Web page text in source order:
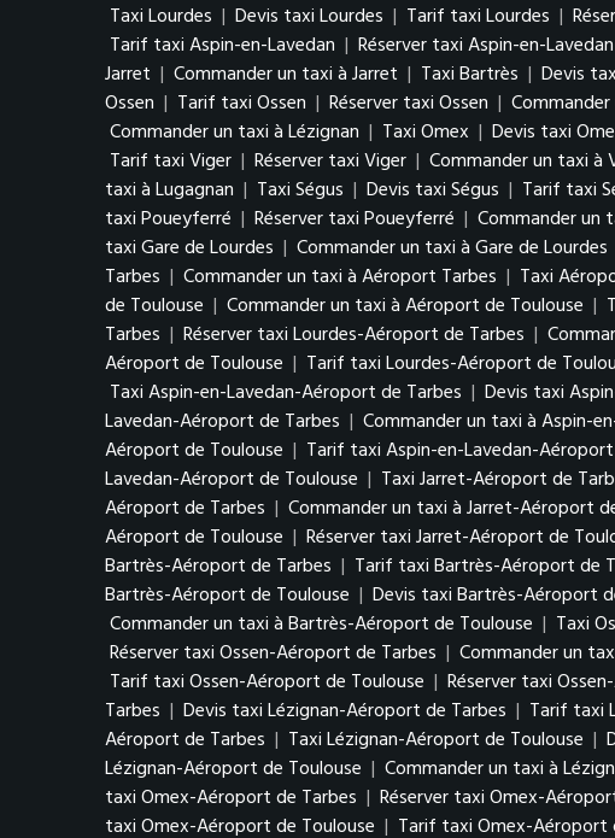
Taxi Lourdes | Devis taxi Lourdes | Tarif taxi Lourdes |
Tarif taxi Aspin-en-Lavedan | Réserver taxi Aspin-en-Lavedan
Jarret | Commander un taxi à Jarret | Taxi Bartrès | Devis
Ossen | Tarif taxi Ossen | Réserver taxi Ossen |
Commander un taxi à Lézignan | Taxi Omex | Devis taxi
Tarif taxi Viger | Réserver taxi Viger | Commander un taxi à
taxi à Lugagnan | Taxi Ségus | Devis taxi Ségus | Tarif taxi
taxi Poueyferré | Réserver taxi Poueyferré | Commander un
taxi Gare de Lourdes | Commander un taxi à Gare de Lourdes
Tarbes | Commander un taxi à Aéroport Tarbes | Taxi
de Toulouse | Commander un taxi à Aéroport de Toulouse |
Tarbes | Réserver taxi Lourdes-Aéroport de Tarbes |
Aéroport de Toulouse | Tarif taxi Lourdes-Aéroport de
Taxi Aspin-en-Lavedan-Aéroport de Tarbes | Devis taxi
Lavedan-Aéroport de Tarbes | Commander un taxi à Aspin-
Aéroport de Toulouse | Tarif taxi Aspin-en-Lavedan-
Lavedan-Aéroport de Toulouse | Taxi Jarret-Aéroport de
Aéroport de Tarbes | Commander un taxi à Jarret-Aéroport
Aéroport de Toulouse | Réserver taxi Jarret-Aéroport de
Bartrès-Aéroport de Tarbes | Tarif taxi Bartrès-Aéroport de
Bartrès-Aéroport de Toulouse | Devis taxi Bartrès-Aéroport
Commander un taxi à Bartrès-Aéroport de Toulouse | Taxi
Réserver taxi Ossen-Aéroport de Tarbes | Commander un
Tarif taxi Ossen-Aéroport de Toulouse | Réserver taxi
Tarbes | Devis taxi Lézignan-Aéroport de Tarbes | Tarif taxi
Aéroport de Tarbes | Taxi Lézignan-Aéroport de Toulouse |
Lézignan-Aéroport de Toulouse | Commander un taxi à
taxi Omex-Aéroport de Tarbes | Réserver taxi Omex-
taxi Omex-Aéroport de Toulouse | Tarif taxi Omex-Aéroport